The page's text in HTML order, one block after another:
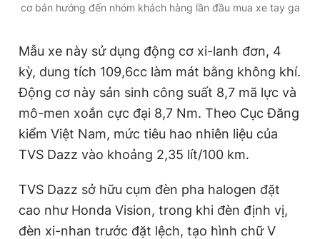
cơ bản hướng đến nhóm khách hàng lần đầu mua xe tay ga
Mẫu xe này sử dụng động cơ xi-lanh đơn, 4
kỳ, dung tích 109,6cc làm mát bằng không khí.
Động cơ này sản sinh công suất 8,7 mã lực và
mô-men xoắn cực đại 8,7 Nm. Theo Cục Đăng
kiểm Việt Nam, mức tiêu hao nhiên liệu của
TVS Dazz vào khoảng 2,35 lít/100 km.
TVS Dazz sở hữu cụm đèn pha halogen đặt
cao như Honda Vision, trong khi đèn định vị,
đèn xi-nhan trước đặt lệch, tạo hình chữ V